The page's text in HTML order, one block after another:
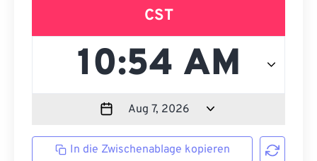
CST
In die Zwischenablage kopieren